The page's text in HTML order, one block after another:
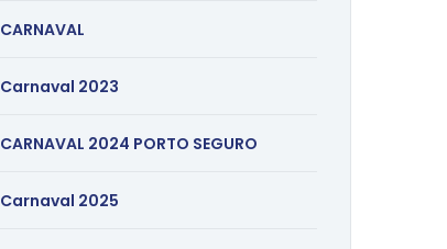
CARNAVAL
Carnaval 2023
CARNAVAL 2024 PORTO SEGURO
Carnaval 2025